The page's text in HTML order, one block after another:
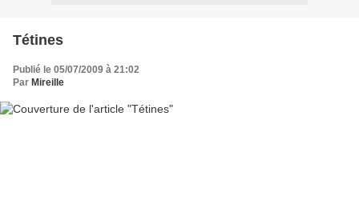
Tétines
Publié le 05/07/2009 à 21:02
Par Mireille